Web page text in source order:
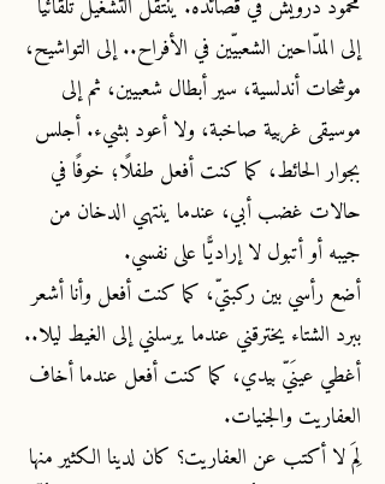
إلى المدّاحين الشعبيّين في الأفراح.. إلى التواشيح،
موشحات أندلسية، سير أبطال شعبيين، ثم إلى
موسيقى غربية صاخبة، ولا أعود بشيء. أجلس
بجوار الحائط، كما كنت أفعل طفلًا؛ خوفًا في
حالات غضب أبي، عندما ينتهي الدخان من
جيبه أو أتبول لا إراديًّا على نفسي.
أضع رأسي بين ركبتيّ، كما كنت أفعل وأنا أشعر
ببرد الشتاء يخترقني عندما يرسلني إلى الغيط ليلا..
أغطي عينَيّ بيدي، كما كنت أفعل عندما أخاف
العفاريت والجنيات.
لِمَ لا أكتب عن العفاريت؟ كان لدينا الكثير منها